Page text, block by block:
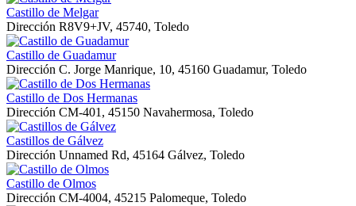
Castillo de Melgar
Dirección R8V9+JV, 45740, Toledo
Castillo de Guadamur
Dirección C. Jorge Manrique, 10, 45160 Guadamur, Toledo
Castillo de Dos Hermanas
Dirección CM-401, 45150 Navahermosa, Toledo
Castillos de Gálvez
Dirección Unnamed Rd, 45164 Gálvez, Toledo
Castillo de Olmos
Dirección CM-4004, 45215 Palomeque, Toledo